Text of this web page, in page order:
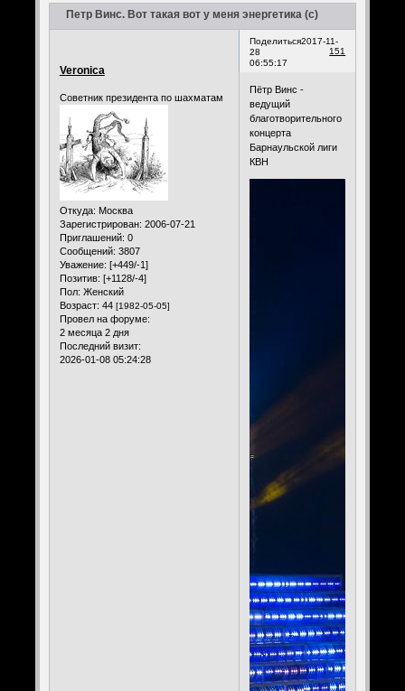
Петр Винс. Вот такая вот у меня энергетика (с)
Поделиться
151
2017-11-
28
06:55:17
Veronica
Советник президента по шахматам
Откуда: Москва
Зарегистрирован: 2006-07-21
Приглашений: 0
Сообщений: 3807
Уважение: [+449/-1]
Позитив: [+1128/-4]
Пол: Женский
Возраст: 44 [1982-05-05]
Провел на форуме:
2 месяца 2 дня
Последний визит:
2026-01-08 05:24:28
Пётр Винс -
ведущий
благотворительного
концерта
Барнаульской лиги
КВН